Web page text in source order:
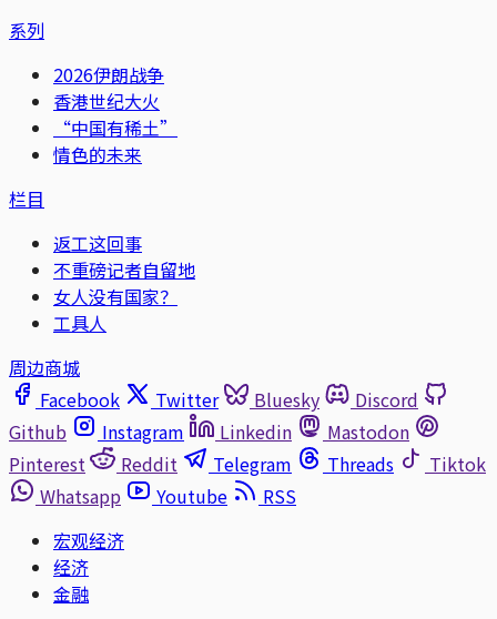
系列
2026伊朗战争
香港世纪大火
“中国有稀土”
情色的未来
栏目
返工这回事
不重磅记者自留地
女人没有国家？
工具人
周边商城
Facebook
Twitter Bluesky
Discord
Github
Instagram Linkedin
Mastodon
Pinterest
Reddit Telegram Threads
Tiktok
Whatsapp
Youtube
RSS
宏观经济
经济
金融